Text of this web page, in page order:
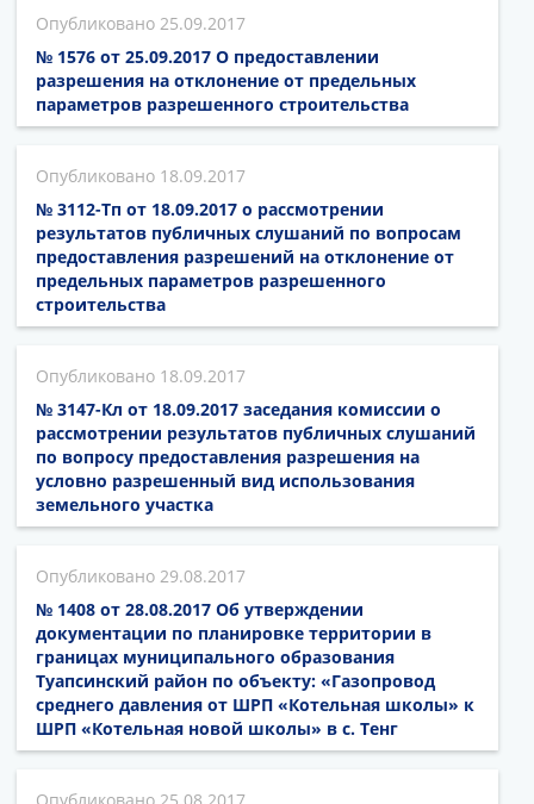
25.09.2017
№ 1576 от 25.09.2017 О предоставлении
разрешения на отклонение от предельных
параметров разрешенного строительства
18.09.2017
№ 3112-Тп от 18.09.2017 о рассмотрении
результатов публичных слушаний по вопросам
предоставления разрешений на отклонение от
предельных параметров разрешенного
строительства
18.09.2017
№ 3147-Кл от 18.09.2017 заседания комиссии о
рассмотрении результатов публичных слушаний
по вопросу предоставления разрешения на
условно разрешенный вид использования
земельного участка
29.08.2017
№ 1408 от 28.08.2017 Об утверждении
документации по планировке территории в
границах муниципального образования
Туапсинский район по объекту: «Газопровод
среднего давления от ШРП «Котельная школы» к
ШРП «Котельная новой школы» в с. Тенг
25.08.2017